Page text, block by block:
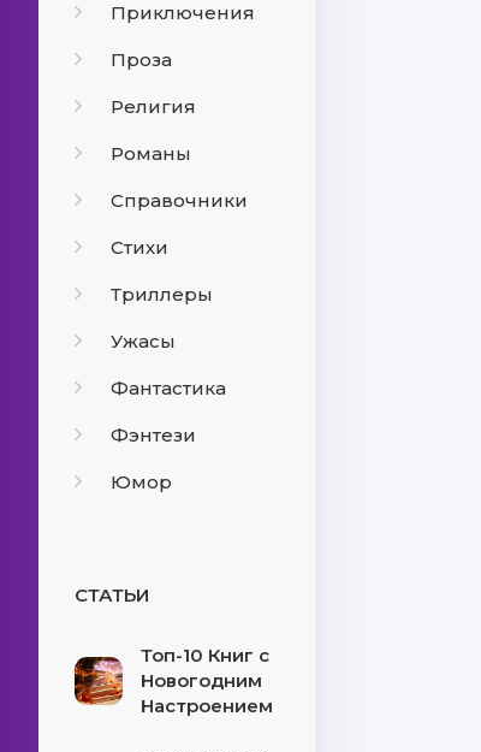
Приключения
Проза
Религия
Романы
Справочники
Стихи
Триллеры
Ужасы
Фантастика
Фэнтези
Юмор
СТАТЬИ
Топ-10 Книг с
Новогодним
Настроением